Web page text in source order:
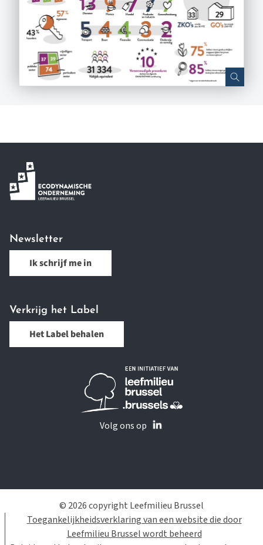
Newsletter
Ik schrijf me in
Verkrijg het Label
Het Label behalen
Volg ons op
© 2026 copyright Leefmilieu Brussel
Toegankelijkheidsverklaring van een website die door
Leefmilieu Brussel wordt beheerd